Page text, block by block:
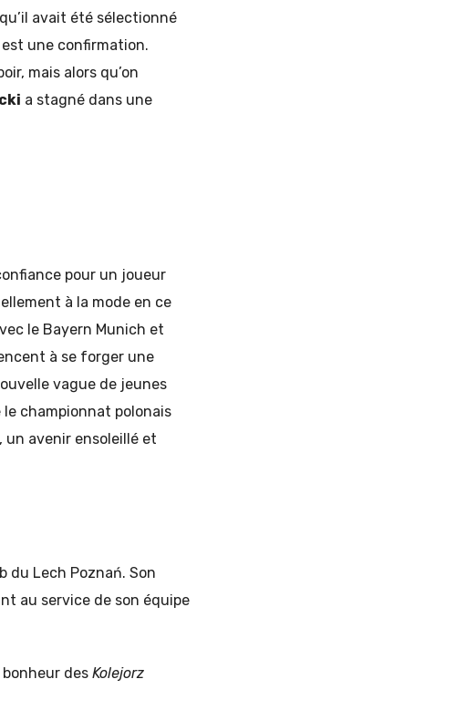
avait été sélectionné
une confirmation.
mais alors qu’on
a stagné dans une
pour un joueur
à la mode en ce
le Bayern Munich et
à se forger une
vague de jeunes
championnat polonais
un avenir ensoleillé et
du Lech Poznań. Son
au service de son équipe
des Kolejorz